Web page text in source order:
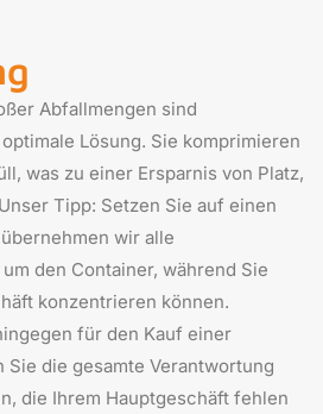
Abfallmengen sind
Lösung. Sie komprimieren
was zu einer Ersparnis von Platz,
Tipp: Setzen Sie auf einen
wir alle
den Container, während Sie
konzentrieren können.
für den Kauf einer
Sie die gesamte Verantwortung
die Ihrem Hauptgeschäft fehlen